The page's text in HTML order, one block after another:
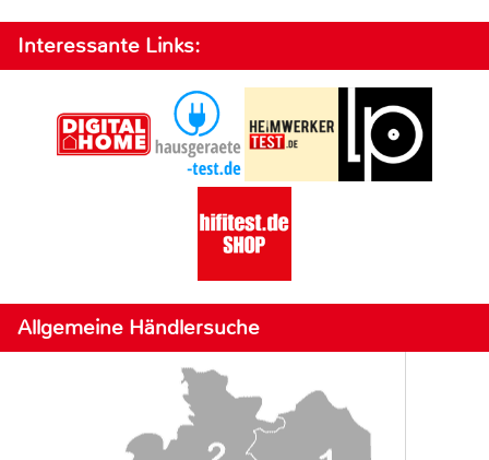
Interessante Links:
Allgemeine Händlersuche